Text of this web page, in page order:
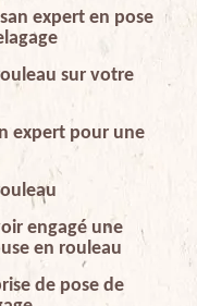
expert en pose
sur votre
expert pour une
engagé une
en rouleau
de pose de